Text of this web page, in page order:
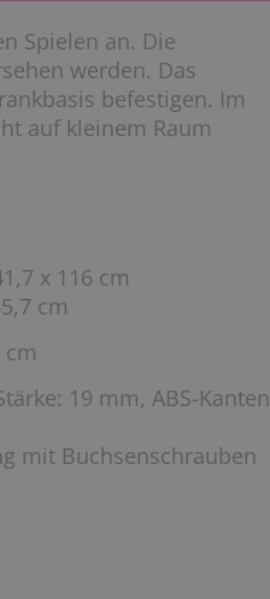
Spielen an. Die
werden. Das
befestigen. Im
auf kleinem Raum
x 116 cm
cm
cm
19 mm, ABS-Kanten
mit Buchsenschrauben